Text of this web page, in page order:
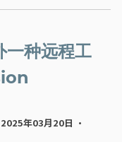
一种远程工
年03月20日 ·